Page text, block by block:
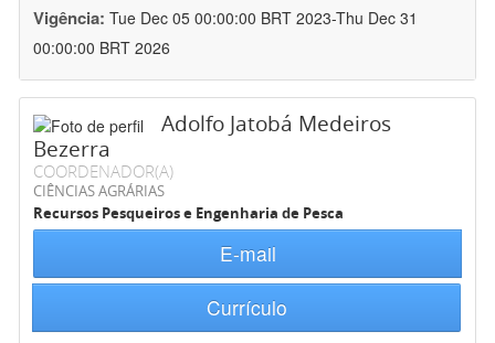
Vigência: Tue Dec 05 00:00:00 BRT 2023-Thu Dec 31
00:00:00 BRT 2026
Adolfo Jatobá Medeiros
Bezerra
COORDENADOR(A)
CIÊNCIAS AGRÁRIAS
Recursos Pesqueiros e Engenharia de Pesca
E-mail
Currículo